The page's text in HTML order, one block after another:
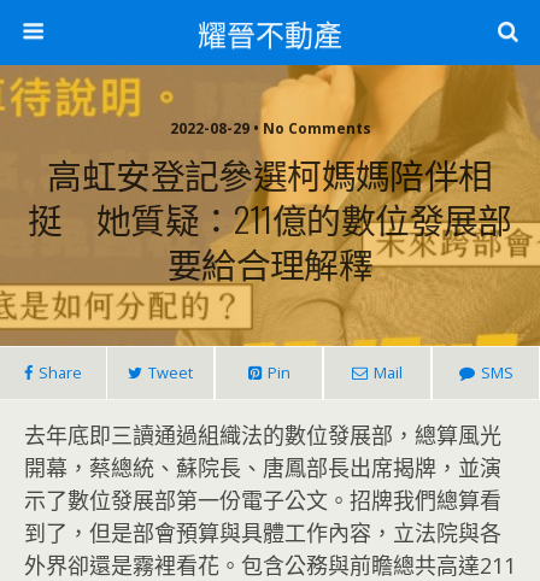
耀晉不動產
2022-08-29 • No Comments
高虹安登記參選柯媽媽陪伴相
挺 她質疑：211億的數位發展部
要給合理解釋
Share Tweet Pin Mail SMS
去年底即三讀通過組織法的數位發展部，總算風光
開幕，蔡總統、蘇院長、唐鳳部長出席揭牌，並演
示了數位發展部第一份電子公文。招牌我們總算看
到了，但是部會預算與具體工作內容，立法院與各
外界卻還是霧裡看花。包含公務與前瞻總共高達211